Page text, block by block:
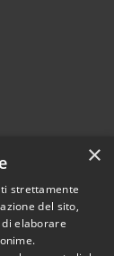
• Comune di
×
strettamente
del sito,
elaborare